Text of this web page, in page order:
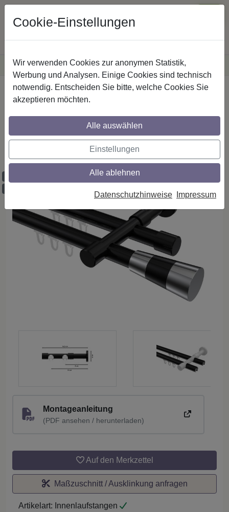
VersandkostenfreieLieferung innerhalb Deutschlands
Sichere Zahlung
Startseite Innenlaufstangen Aluminium / Metall
Gardinenstangen mit Innenlauf aus
Aluminium / Metall in 20 mm Ø, 2-läufig,
Modell PRESTIGE - Tanara Schwarz
Montageanleitung
(PDF ansehen / herunterladen)
Auf den Merkzettel
Maßzuschnitt / Ausklinkung anfragen
Artikelart: Innenlaufstangen
Cookie-Einstellungen
Wir verwenden Cookies zur anonymen Statistik,
Werbung und Analysen. Einige Cookies sind technisch
notwendig. Entscheiden Sie bitte, welche Cookies Sie
akzeptieren möchten.
Alle auswählen
Einstellungen
Alle ablehnen
Datenschutzhinweise Impressum